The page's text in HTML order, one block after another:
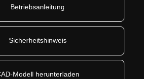
Betriebsanleitung
Sicherheitshinweis
Modell herunterladen